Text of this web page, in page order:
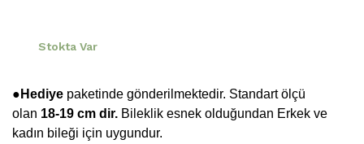
Stokta Var
●Hediye paketinde gönderilmektedir. Standart ölçü
olan 18-19 cm dir. Bileklik esnek olduğundan Erkek ve
kadın bileği için uygundur.